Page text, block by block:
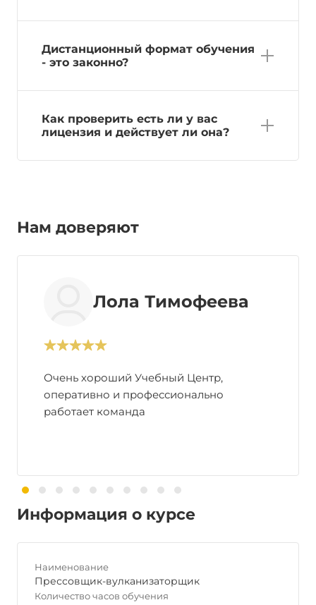
Дистанционный формат обучения
- это законно?
Как проверить есть ли у вас
лицензия и действует ли она?
Нам доверяют
Лола Тимофеева
Очень хороший Учебный Центр,
оперативно и профессионально
работает команда
Информация о курсе
Наименование
Прессовщик-вулканизаторщик
Количество часов обучения